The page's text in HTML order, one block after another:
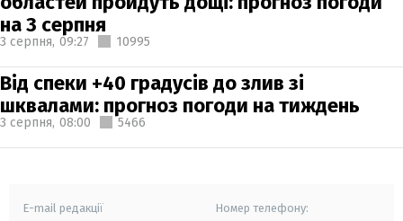
на 3 серпня
3 серпня, 09:27 10995
Від спеки +40 градусів до злив зі
шквалами: прогноз погоди на тиждень
3 серпня, 08:00 5466
E-mail редакції Номер телефону: